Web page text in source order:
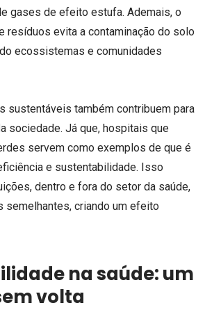
gases de efeito estufa. Ademais, o
resíduos evita a contaminação do solo
ecossistemas e comunidades
sustentáveis também contribuem para
sociedade. Já que, hospitais que
servem como exemplos de que é
e sustentabilidade. Isso
dentro e fora do setor da saúde,
semelhantes, criando um efeito
na saúde: um
volta